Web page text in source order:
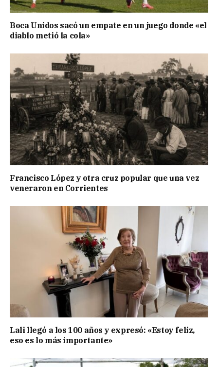
Boca Unidos sacó un empate en un juego donde «el
diablo metió la cola»
Francisco López y otra cruz popular que una vez
veneraron en Corrientes
Lali llegó a los 100 años y expresó: «Estoy feliz,
eso es lo más importante»